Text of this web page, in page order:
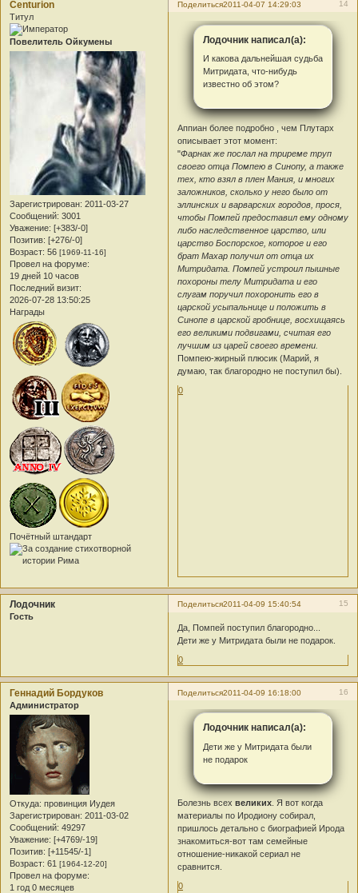
Поделиться 14
2011-04-07 14:29:03
Centurion
Титул
Повелитель Ойкумены
Зарегистрирован: 2011-03-27
Сообщений: 3001
Уважение: [+383/-0]
Позитив: [+276/-0]
Возраст: 56 [1969-11-16]
Провел на форуме:
19 дней 10 часов
Последний визит:
2026-07-28 13:50:25
Награды
Почётный штандарт
Лодочник написал(а):
И какова дальнейшая судьба
Митридата, что-нибудь
известно об этом?
Аппиан более подробно , чем Плутарх
описывает этот момент:
"Фарнак же послал на триреме труп
своего отца Помпею в Синопу, а также
тех, кто взял в плен Мания, и многих
заложников, сколько у него было от
эллинских и варварских городов, прося,
чтобы Помпей предоставил ему одному
либо наследственное царство, или
царство Боспорское, которое и его
брат Махар получил от отца их
Митридата. Помпей устроил пышные
похороны телу Митридата и его
слугам поручил похоронить его в
царской усыпальнице и положить в
Синопе в царской гробнице, восхищаясь
его великими подвигами, считая его
лучшим из царей своего времени.
Помпею-жирный плюсик (Марий, я
думаю, так благородно не поступил бы).
0
Поделиться 15
2011-04-09 15:40:54
Лодочник
Гость
Да, Помпей поступил благородно...
Дети же у Митридата были не подарок.
0
Поделиться 16
2011-04-09 16:18:00
Геннадий Бордуков
Администратор
Откуда: провинция Иудея
Зарегистрирован: 2011-03-02
Сообщений: 49297
Уважение: [+4769/-19]
Позитив: [+11545/-1]
Возраст: 61 [1964-12-20]
Провел на форуме:
1 год 0 месяцев
Лодочник написал(а):
Дети же у Митридата были
не подарок
Болезнь всехвеликих . Я вот когда
материалы по Иродиону собирал,
пришлось детально с биографией Ирода
знакомиться-вот там семейные
отношение-никакой сериал не
сравнится.
0